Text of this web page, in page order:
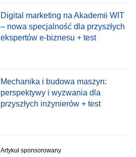
Digital marketing na Akademii WIT
– nowa specjalność dla przyszłych
ekspertów e-biznesu + test
Mechanika i budowa maszyn:
perspektywy i wyzwania dla
przyszłych inżynierów + test
Artykuł sponsorowany